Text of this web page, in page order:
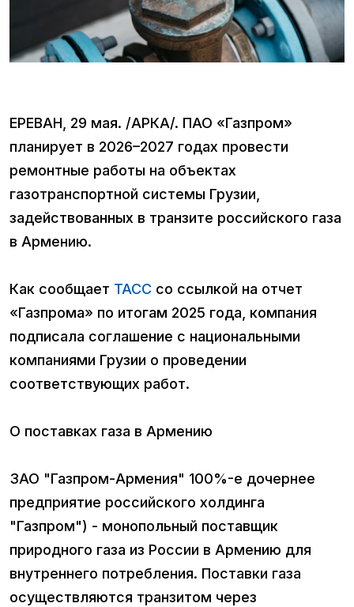
ЕРЕВАН, 29 мая. /АРКА/. ПАО «Газпром»
планирует в 2026–2027 годах провести
ремонтные работы на объектах
газотранспортной системы Грузии,
задействованных в транзите российского газа
в Армению.
Как сообщает ТАСС со ссылкой на отчет
«Газпрома» по итогам 2025 года, компания
подписала соглашение с национальными
компаниями Грузии о проведении
соответствующих работ.
О поставках газа в Армению
ЗАО "Газпром-Армения" 100%-е дочернее
предприятие российского холдинга
"Газпром") - монопольный поставщик
природного газа из России в Армению для
внутреннего потребления. Поставки газа
осуществляются транзитом через